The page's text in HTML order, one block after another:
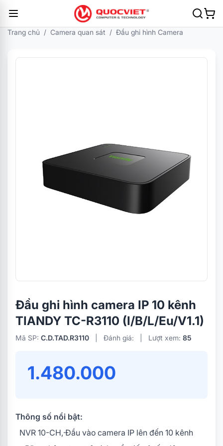
Trang chủ / Camera quan sát / Đầu ghi hình Camera
Đầu ghi hình camera IP 10 kênh
TIANDY TC-R3110 (I/B/L/Eu/V1.1)
Mã SP: C.D.TAD.R3110 Đánh giá: Lượt xem: 85
1.480.000
Thông số nổi bật:
NVR 10-CH,·Đầu vào camera IP lên đến 10 kênh